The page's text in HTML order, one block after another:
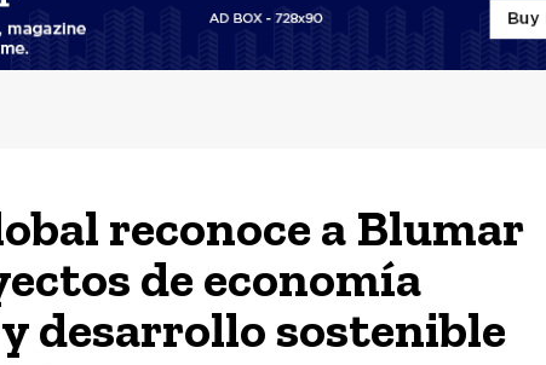
reconoce a Blumar
de economía
desarrollo sostenible